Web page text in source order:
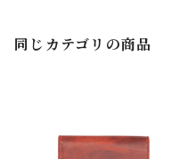
同じカテゴリの商品